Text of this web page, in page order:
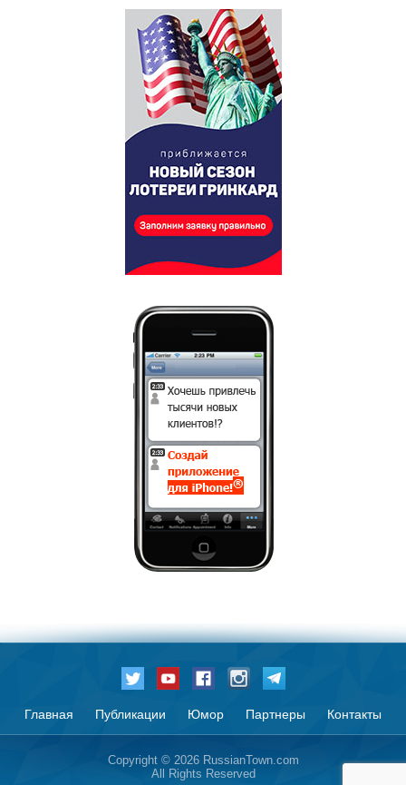
Главная Публикации Юмор Партнеры Контакты
Copyright © 2026 RussianTown.com
All Rights Reserved